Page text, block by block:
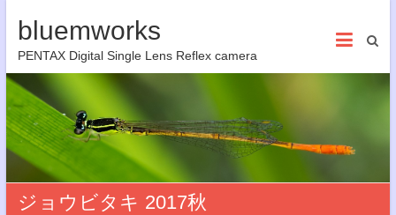
bluemworks
PENTAX Digital Single Lens Reflex camera
ジョウビタキ 2017秋